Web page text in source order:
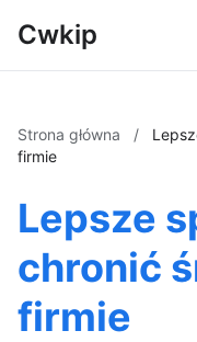
Cwkip
Strona główna /
firmie
Lepsze
chronić
firmie